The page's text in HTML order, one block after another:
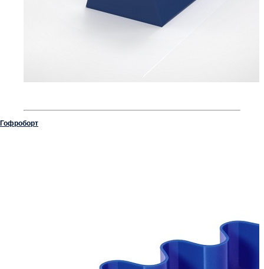
Гофроборт